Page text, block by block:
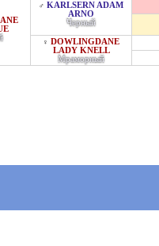
♂ KARLSERN ADAM
ARNO
Черный
♀ DOWLINGDANE
LADY KNELL
Мраморный